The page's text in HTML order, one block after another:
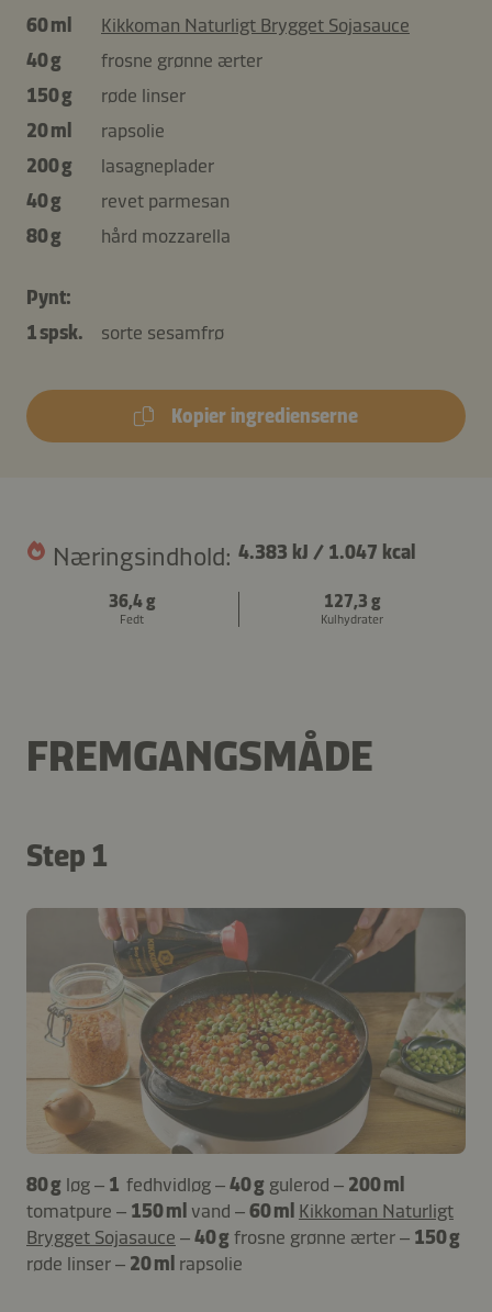
60 ml
Kikkoman Naturligt Brygget Sojasauce
40 g
frosne grønne ærter
150 g
røde linser
20 ml
rapsolie
200 g
lasagneplader
40 g
revet parmesan
80 g
hård mozzarella
Pynt:
1 spsk.
sorte sesamfrø
Kopier ingredienserne
Næringsindhold: 4.383 kJ / 1.047 kcal
36,4 g
Fedt
127,3 g
Kulhydrater
FREMGANGSMÅDE
Step 1
80 g løg – 1 fedhvidløg –40 g gulerod – 200 ml
tomatpure – 150 ml vand –60 ml Kikkoman Naturligt
Brygget Sojasauce –40 gfrosne grønne ærter – 150 g
røde linser – 20 ml rapsolie